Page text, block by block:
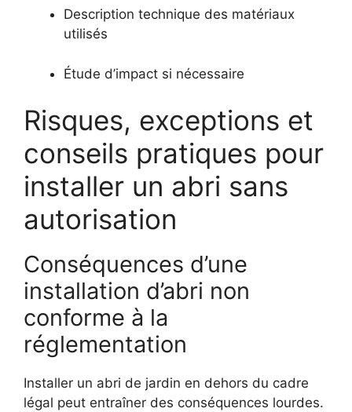
Description technique des matériaux
utilisés
Étude d’impact si nécessaire
Risques, exceptions et
conseils pratiques pour
installer un abri sans
autorisation
Conséquences d’une
installation d’abri non
conforme à la
réglementation
Installer un abri de jardin en dehors du cadre
légal peut entraîner des conséquences lourdes.